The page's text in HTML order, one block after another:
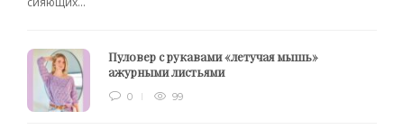
Пуловер с рукавами «летучая мышь»
ажурными листьями
0 99